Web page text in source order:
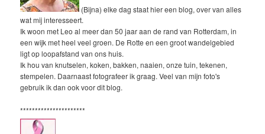
(Bijna) elke dag staat hier een blog, over van alles
wat mij interesseert.
Ik woon met Leo al meer dan 50 jaar aan de rand van Rotterdam, in
een wijk met heel veel groen. De Rotte en een groot wandelgebied
ligt op loopafstand van ons huis.
Ik hou van knutselen, koken, bakken, naaien, onze tuin, tekenen,
stempelen. Daarnaast fotografeer ik graag. Veel van mijn foto's
gebruik ik dan ook voor dit blog.
**********************